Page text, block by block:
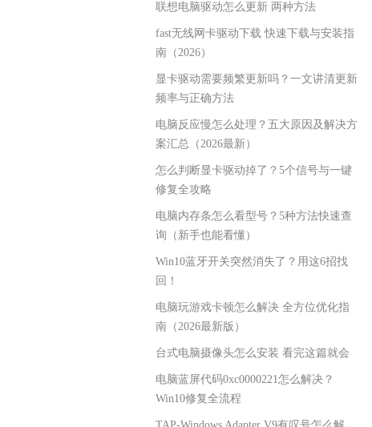
联想电脑驱动怎么更新 两种方法
fast无线网卡驱动下载 快速下载与安装指
南（2026）
显卡驱动需要频繁更新吗？一文讲清更新
频率与正确方法
电脑反应慢怎么处理？五大原因及解决方
案汇总（2026最新）
怎么判断显卡驱动掉了？5个信号与一键
修复全攻略
电脑内存条怎么看型号？5种方法快速查
询（新手也能看懂）
Win10蓝牙开关突然消失了？用这6招找
回！
电脑玩游戏卡顿怎么解决 全方位优化指
南（2026最新版）
台式电脑摄像头怎么安装 看完这篇就会
电脑蓝屏代码0xc0000221怎么解决？
Win10修复全流程